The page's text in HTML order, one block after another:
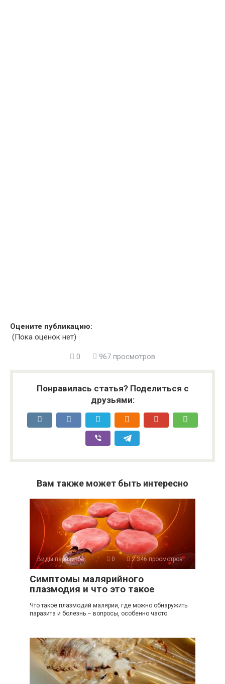
Оцените публикацию:
(Пока оценок нет)
0 967 просмотров
Понравилась статья? Поделиться с
друзьями:
Вам также может быть интересно
Виды паразитов 0 2 346 просмотров
Симптомы малярийного
плазмодия и что это такое
Что такое плазмодий малярии, где можно обнаружить
паразита и болезнь – вопросы, особенно часто